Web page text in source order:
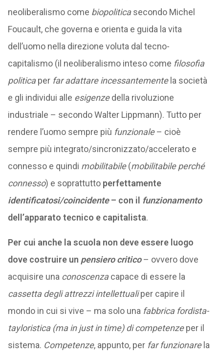
neoliberalismo come biopoliticasecondo Michel
Foucault, che governa e orienta e guida la vita
dell’uomo nella direzione voluta dal tecno-
capitalismo (il neoliberalismo inteso come filosofia
politicaper far adattare incessantementela società
e gli individui alle esigenzedella rivoluzione
industriale – secondo Walter Lippmann). Tutto per
rendere l’uomo sempre più funzionale– cioè
sempre più integrato/sincronizzato/accelerato e
connesso e quindi mobilitabile(mobilitabile perché
connesso) e soprattutto perfettamente
identificatosi/coincidente– con il funzionamento
dell’apparato tecnico e capitalista.
Per cui anche la scuola non deve essere luogo
dove costruire un pensiero critico– ovvero dove
acquisire una conoscenzacapace di essere la
cassetta degli attrezzi intellettualiper capire il
mondo in cui si vive – ma solo una fabbrica fordista-
tayloristica (ma in just in time) di competenzeper il
sistema. Competenze, appunto, per far funzionarela